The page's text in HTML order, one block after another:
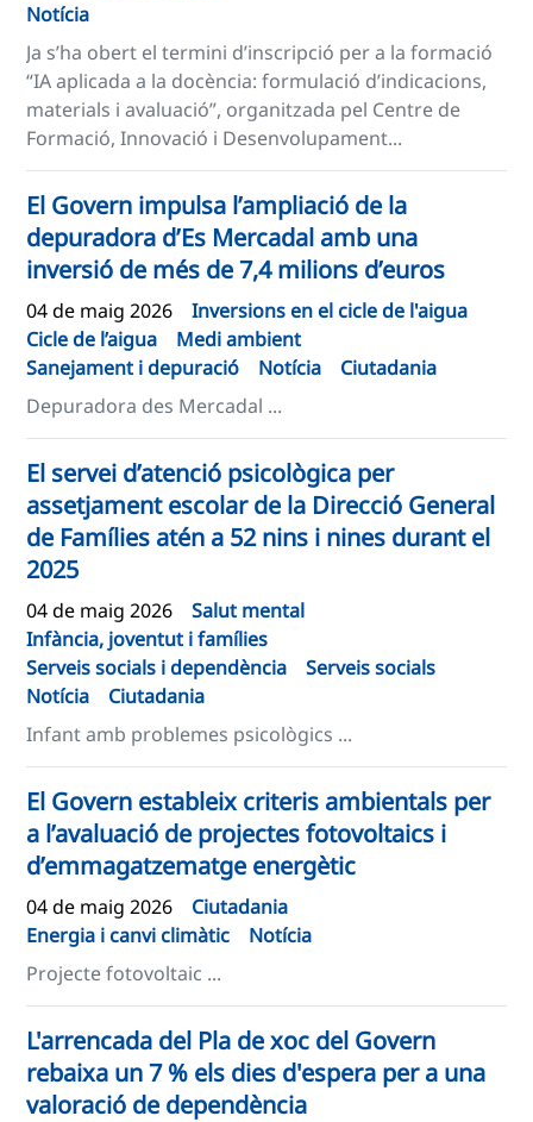
Notícia
Ja s’ha obert el termini d’inscripció per a la formació
“IA aplicada a la docència: formulació d’indicacions,
materials i avaluació”, organitzada pel Centre de
Formació, Innovació i Desenvolupament...
El Govern impulsa l’ampliació de la
depuradora d’Es Mercadal amb una
inversió de més de 7,4 milions d’euros
04 de maig 2026
Inversions en el cicle de l'aigua
Cicle de l’aigua
Medi ambient
Sanejament i depuració
Notícia
Ciutadania
Depuradora des Mercadal ...
El servei d’atenció psicològica per
assetjament escolar de la Direcció General
de Famílies atén a 52 nins i nines durant el
2025
04 de maig 2026
Salut mental
Infància, joventut i famílies
Serveis socials i dependència
Serveis socials
Notícia
Ciutadania
Infant amb problemes psicològics ...
El Govern estableix criteris ambientals per
a l’avaluació de projectes fotovoltaics i
d’emmagatzematge energètic
04 de maig 2026
Ciutadania
Energia i canvi climàtic
Notícia
Projecte fotovoltaic ...
L'arrencada del Pla de xoc del Govern
rebaixa un 7 % els dies d'espera per a una
valoració de dependència